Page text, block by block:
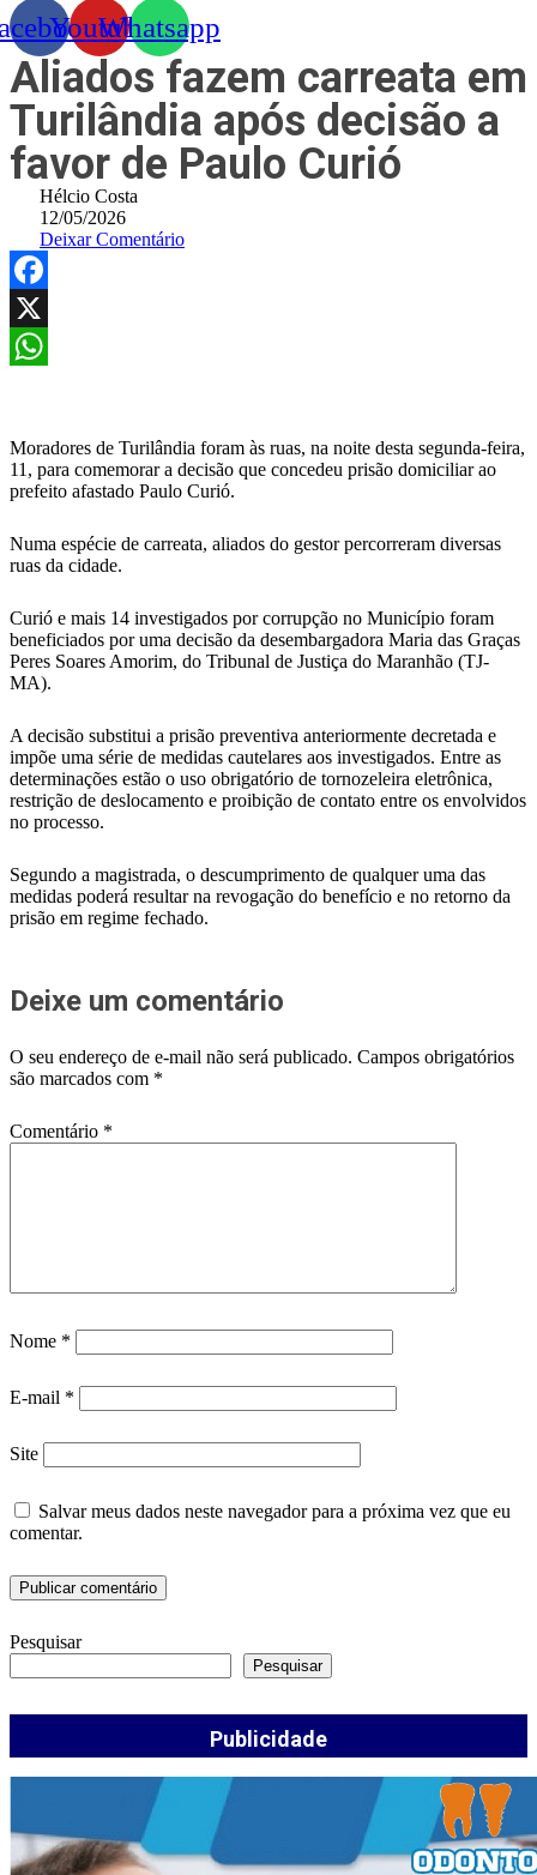
YoutubeWhatsapp
Aliados fazem carreata em
Turilândia após decisão a
favor de Paulo Curió
Hélcio Costa
12/05/2026
Deixar Comentário
Facebook
X
Moradores de Turilândia foram às ruas, na noite desta segunda-feira,
11, para comemorar a decisão que concedeu prisão domiciliar ao
prefeito afastado Paulo Curió.
Numa espécie de carreata, aliados do gestor percorreram diversas
ruas da cidade.
Curió e mais 14 investigados por corrupção no Município foram
beneficiados por uma decisão da desembargadora Maria das Graças
Peres Soares Amorim, do Tribunal de Justiça do Maranhão (TJ-
MA).
A decisão substitui a prisão preventiva anteriormente decretada e
impõe uma série de medidas cautelares aos investigados. Entre as
determinações estão o uso obrigatório de tornozeleira eletrônica,
restrição de deslocamento e proibição de contato entre os envolvidos
no processo.
Segundo a magistrada, o descumprimento de qualquer uma das
medidas poderá resultar na revogação do benefício e no retorno da
prisão em regime fechado.
Deixe um comentário
O seu endereço de e-mail não será publicado. Campos obrigatórios
são marcados com *
Comentário *
Nome *
E-mail *
Site
Salvar meus dados neste navegador para a próxima vez que eu
comentar.
Pesquisar
Pesquisar
Publicidade